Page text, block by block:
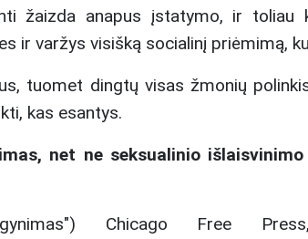
žaizda anapus įstatymo, ir toliau
ir varžys visišką socialinį priėmimą,
tuomet dingtų visas žmonių
kas esantys.
net ne seksualinio
Chicago Free